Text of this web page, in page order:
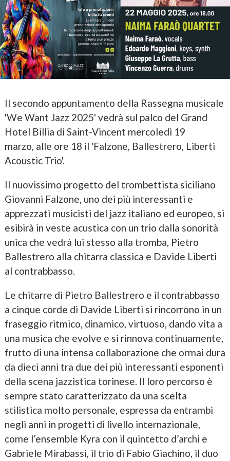
Il secondo appuntamento della Rassegna musicale
'We Want Jazz 2025' vedrà sul palco del Grand
Hotel Billia di Saint-Vincent mercoledì 19
marzo, alle ore 18 il 'Falzone, Ballestrero, Liberti
Acoustic Trio'.
Il nuovissimo progetto del trombettista siciliano
Giovanni Falzone, uno dei più interessanti e
apprezzati musicisti del jazz italiano ed europeo, si
esibirà in veste acustica con un trio dalla sonorità
unica che vedrà lui stesso alla tromba, Pietro
Ballestrero alla chitarra classica e Davide Liberti
al contrabbasso.
Le chitarre di Pietro Ballestrero e il contrabbasso
a cinque corde di Davide Liberti si rincorrono in un
fraseggio ritmico, dinamico, virtuoso, dando vita a
una musica che evolve e si rinnova continuamente,
frutto di una intensa collaborazione che ormai dura
da dieci anni tra due dei più interessanti esponenti
della scena jazzistica torinese. Il loro percorso è
sempre stato caratterizzato da una scelta
stilistica molto personale, espressa da entrambi
negli anni in progetti di livello internazionale,
come l’ensemble Kyra con il quintetto d’archi e
Gabriele Mirabassi, il trio di Fabio Giachino, il duo